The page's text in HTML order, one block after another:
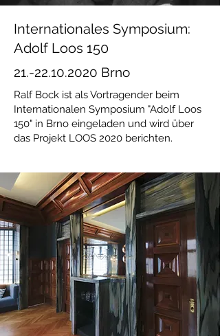
Internationales Symposium:
Adolf Loos 150
21.-22.10.2020 Brno
Ralf Bock ist als Vortragender beim
Internationalen Symposium "Adolf Loos
150" in Brno eingeladen und wird über
das Projekt LOOS 2020 berichten.